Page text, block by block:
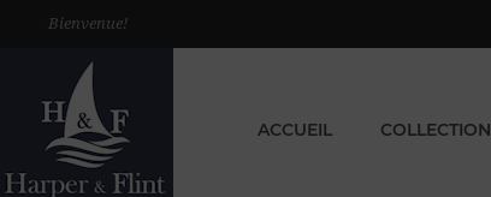
Bienvenue!
ACCUEIL COLLECTION